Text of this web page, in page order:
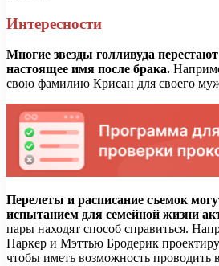
Интересности
Многие звезды голливуда
настоящее имя после брака.
свою фамилию Крисан для своего
Перелеты и расписание съемок
испытанием для семейной жизни
пары находят способ справиться.
Паркер и Мэттью Бродерик
чтобы иметь возможность проводить